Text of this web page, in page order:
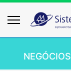
NEGÓCIOS